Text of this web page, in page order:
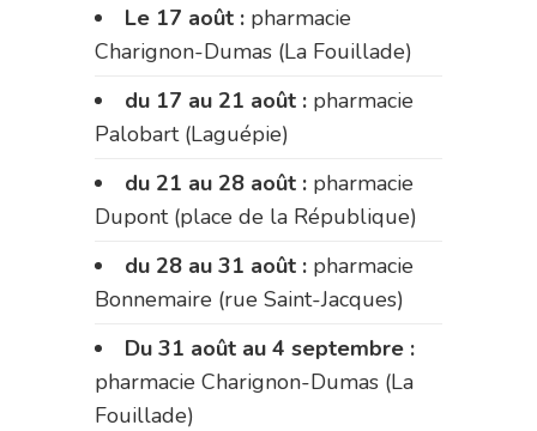
Le 17 août : pharmacie
Charignon-Dumas (La Fouillade)
du 17 au 21 août : pharmacie
Palobart (Laguépie)
du 21 au 28 août : pharmacie
Dupont (place de la République)
du 28 au 31 août : pharmacie
Bonnemaire (rue Saint-Jacques)
Du 31 août au 4 septembre :
pharmacie Charignon-Dumas (La
Fouillade)